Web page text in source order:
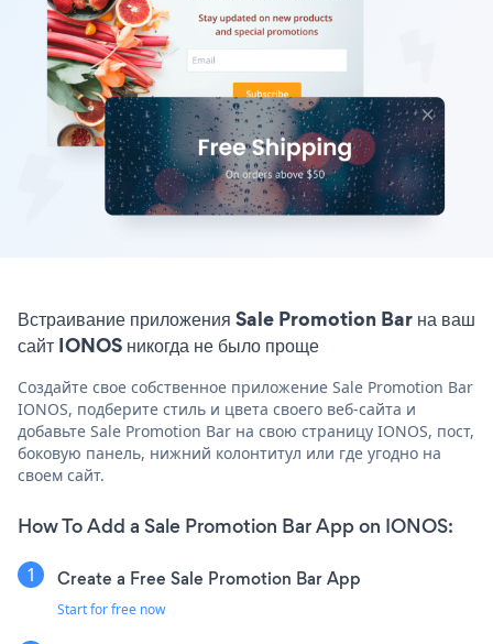
Встраивание приложения Sale Promotion Bar на ваш
сайт IONOS никогда не было проще
Создайте свое собственное приложение Sale Promotion Bar
IONOS, подберите стиль и цвета своего веб-сайта и
добавьте Sale Promotion Bar на свою страницу IONOS, пост,
боковую панель, нижний колонтитул или где угодно на
своем сайт.
How To Add a Sale Promotion Bar App on IONOS:
Create a Free Sale Promotion Bar App
Start for free now